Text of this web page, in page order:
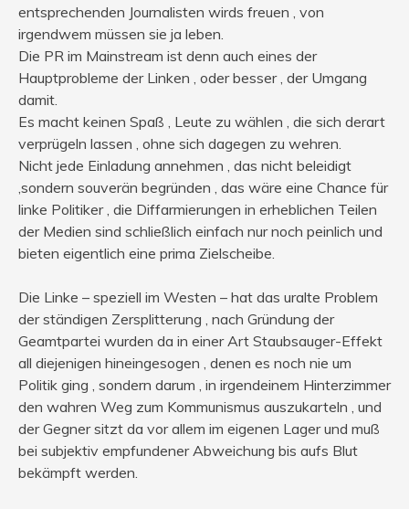
entsprechenden Journalisten wirds freuen , von
irgendwem müssen sie ja leben.
Die PR im Mainstream ist denn auch eines der
Hauptprobleme der Linken , oder besser , der Umgang
damit.
Es macht keinen Spaß , Leute zu wählen , die sich derart
verprügeln lassen , ohne sich dagegen zu wehren.
Nicht jede Einladung annehmen , das nicht beleidigt
,sondern souverän begründen , das wäre eine Chance für
linke Politiker , die Diffarmierungen in erheblichen Teilen
der Medien sind schließlich einfach nur noch peinlich und
bieten eigentlich eine prima Zielscheibe.
Die Linke – speziell im Westen – hat das uralte Problem
der ständigen Zersplitterung , nach Gründung der
Geamtpartei wurden da in einer Art Staubsauger-Effekt
all diejenigen hineingesogen , denen es noch nie um
Politik ging , sondern darum , in irgendeinem Hinterzimmer
den wahren Weg zum Kommunismus auszukarteln , und
der Gegner sitzt da vor allem im eigenen Lager und muß
bei subjektiv empfundener Abweichung bis aufs Blut
bekämpft werden.